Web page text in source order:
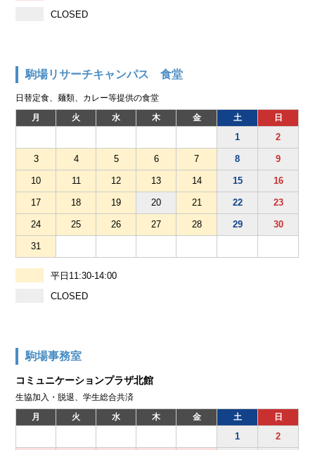
CLOSED
駒場リサーチキャンパス 食堂
日替定食、麺類、カレー等提供の食堂
月 火 水 木 金 土 日
1 2
3 4 5 6 7 8 9
10 11 12 13 14 15 16
17 18 19 20 21 22 23
24 25 26 27 28 29 30
31
平日11:30-14:00
CLOSED
駒場事務室
コミュニケーションプラザ北館
生協加入・脱退、学生総合共済
月 火 水 木 金 土 日
1 2